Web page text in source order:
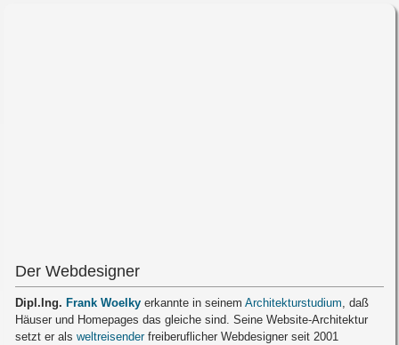
Der Webdesigner
Dipl.Ing. Frank Woelky erkannte in seinemArchitekturstudium, daß
Häuser und Homepages das gleiche sind. Seine Website-Architektur
setzt er alsweltreisenderfreiberuflicher Webdesigner seit 2001